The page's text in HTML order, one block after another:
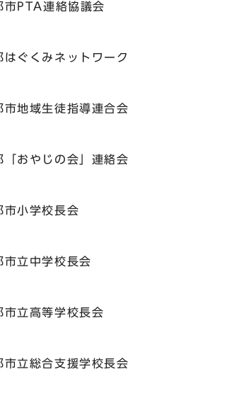
市PTA連絡協議会
はぐくみネットワーク
市地域生徒指導連合会
「おやじの会」連絡会
市小学校長会
市立中学校長会
市立高等学校長会
市立総合支援学校長会